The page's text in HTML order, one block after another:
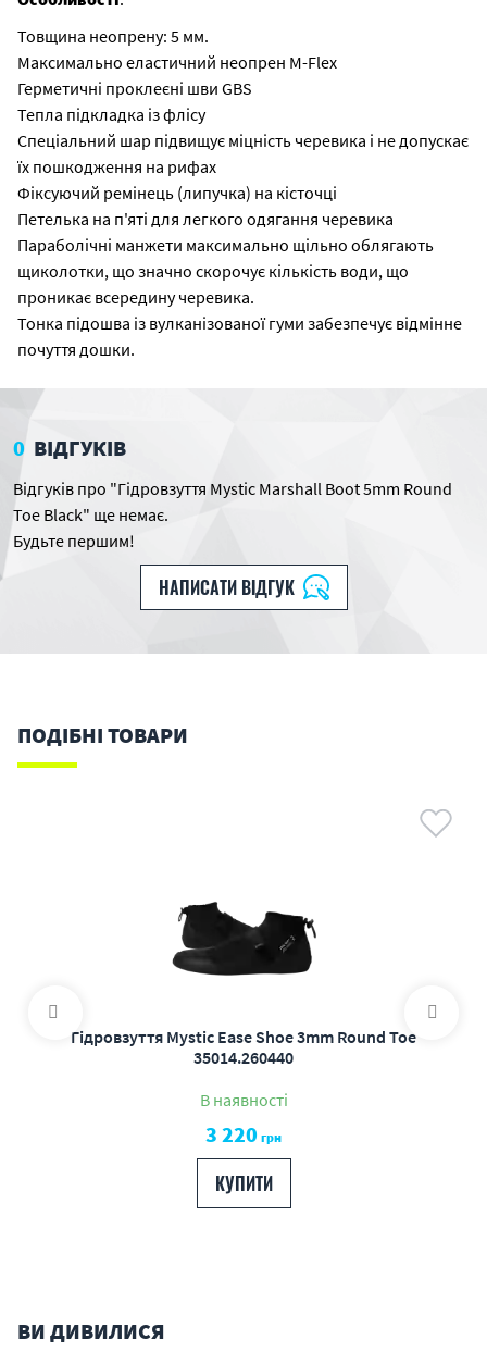
Товщина неопрену: 5 мм.
Максимально еластичний неопрен M-Flex
Герметичні проклеєні шви GBS
Тепла підкладка із флісу
Спеціальний шар підвищує міцність черевика і не допускає
їх пошкодження на рифах
Фіксуючий ремінець (липучка) на кісточці
Петелька на п'яті для легкого одягання черевика
Параболічні манжети максимально щільно облягають
щиколотки, що значно скорочує кількість води, що
проникає всередину черевика.
Тонка підошва із вулканізованої гуми забезпечує відмінне
почуття дошки.
0 ВІДГУКІВ
Відгуків про "Гідровзуття Mystic Marshall Boot 5mm Round
Toe Black" ще немає.
Будьте першим!
НАПИСАТИ ВІДГУК
ПОДІБНІ ТОВАРИ
Гідровзуття Mystic Ease Shoe 3mm Round Toe
35014.260440
В наявності
3 220 грн
КУПИТИ
ВИ ДИВИЛИСЯ